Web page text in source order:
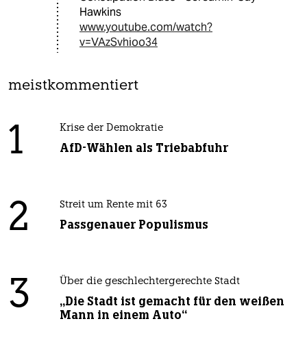
Hawkins
www.youtube.com/watch?
v=VAzSvhioo34
meistkommentiert
1 Krise der Demokratie
AfD-Wählen als Triebabfuhr
2 Streit um Rente mit 63
Passgenauer Populismus
3 Über die geschlechtergerechte Stadt
„Die Stadt ist gemacht für den weißen
Mann in einem Auto“